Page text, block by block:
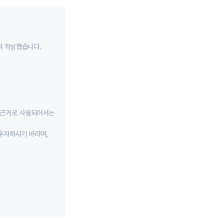
작성했습니다.
거로 사용되어서는
하시기 바라며,